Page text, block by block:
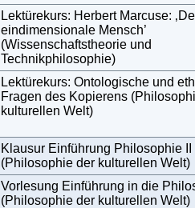
Lektürekurs: Herbert Marcuse:
eindimensionale Mensch’
(Wissenschaftstheorie und
Technikphilosophie)
Lektürekurs: Ontologische und
Fragen des Kopierens
kulturellen Welt)
Klausur Einführung Philosophie II
(Philosophie der kulturellen Welt)
Vorlesung Einführung in die
(Philosophie der kulturellen Welt)